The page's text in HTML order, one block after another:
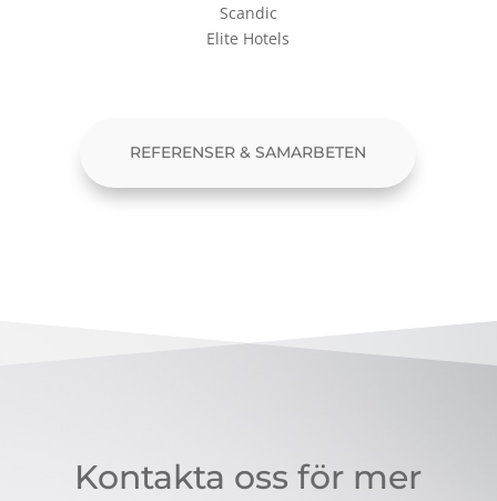
Scandic
Elite Hotels
REFERENSER & SAMARBETEN
Kontakta oss för mer